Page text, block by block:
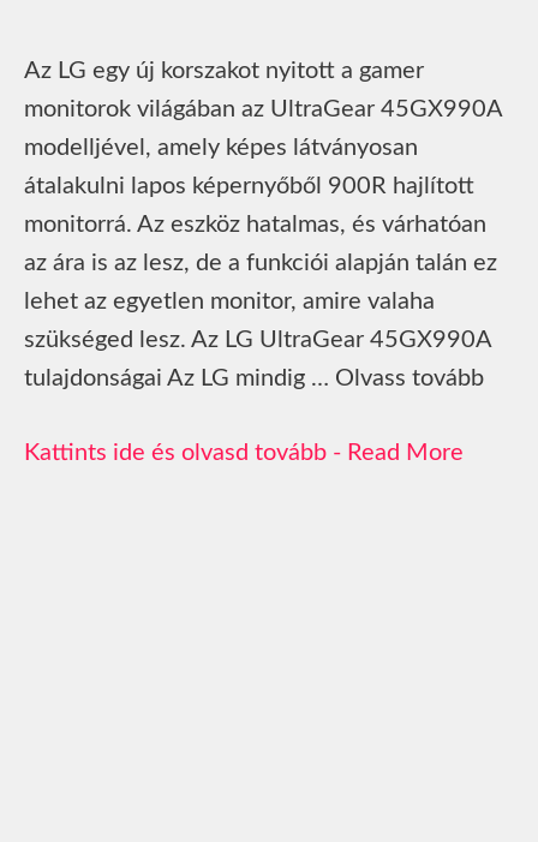
Az LG egy új korszakot nyitott a gamer
monitorok világában az UltraGear 45GX990A
modelljével, amely képes látványosan
átalakulni lapos képernyőből 900R hajlított
monitorrá. Az eszköz hatalmas, és várhatóan
az ára is az lesz, de a funkciói alapján talán ez
lehet az egyetlen monitor, amire valaha
szükséged lesz. Az LG UltraGear 45GX990A
tulajdonságai Az LG mindig … Olvass tovább
Read More